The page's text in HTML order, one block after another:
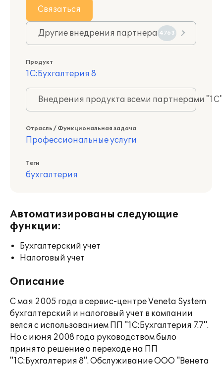
Связаться
Другие внедрения партнера 4763
Продукт
1С:Бухгалтерия 8
Внедрения продукта всеми партнерами
Отрасль / Функциональная задача
Профессиональные услуги
Теги
бухгалтерия
Автоматизированы следующие
функции:
Бухгалтерский учет
Налоговый учет
Описание
С мая 2005 года в сервис-центре Veneta System
бухгалтерский и налоговый учет в компании
велся с использованием ПП "1С:Бухгалтерия 7.7".
Но с июня 2008 года руководством было
принято решение о переходе на ПП
"1С:Бухгалтерия 8". Обслуживание ООО "Венета